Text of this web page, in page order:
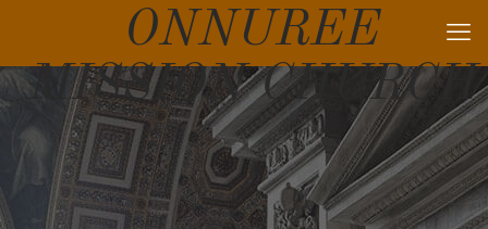
ONNUREE
MISSION CHURCH